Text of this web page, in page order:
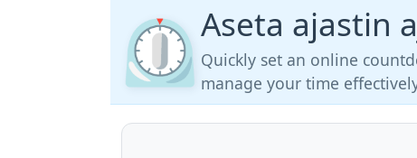
⏲️Aseta ajastin
Quickly set an online
manage your time